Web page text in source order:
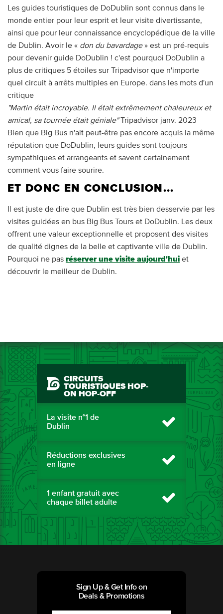
Les guides touristiques de DoDublin sont connus dans le
monde entier pour leur esprit et leur visite divertissante,
ainsi que pour leur connaissance encyclopédique de la ville
de Dublin. Avoir le « don du bavardage» est un pré-requis
pour devenir guide DoDublin ! c'est pourquoi DoDublin a
plus de critiques 5 étoiles sur Tripadvisor que n'importe
quel circuit à arrêts multiples en Europe. dans les mots d'un
critique
"Martin était incroyable. Il était extrêmement chaleureux et
amical, sa tournée était géniale"Tripadvisor janv. 2023
Bien que Big Bus n'ait peut-être pas encore acquis la même
réputation que DoDublin, leurs guides sont toujours
sympathiques et arrangeants et savent certainement
comment vous faire sourire.
ET DONC EN CONCLUSION...
Il est juste de dire que Dublin est très bien desservie par les
visites guidées en bus Big Bus Tours et DoDublin. Les deux
offrent une valeur exceptionnelle et proposent des visites
de qualité dignes de la belle et captivante ville de Dublin.
Pourquoi ne pas réserver une visite aujourd'hui et
découvrir le meilleur de Dublin.
CIRCUITS
TOURISTIQUES HOP-
ON HOP-OFF
La visite n°1 de
Dublin
Réductions exclusives
en ligne
1 enfant gratuit avec
chaque billet adulte
Sign Up & Get Info on
Deals & Promotions